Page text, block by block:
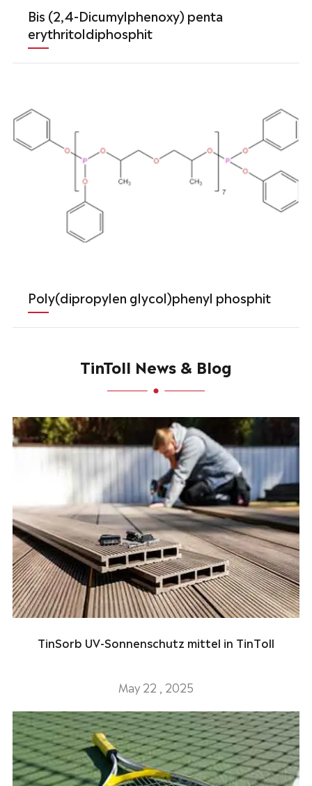
Bis (2,4-Dicumylphenoxy) penta
erythritoldiphosphit
Poly(dipropylen glycol)phenyl phosphit
TinToll News & Blog
TinSorb UV-Sonnenschutz mittel in TinToll
May 22 , 2025